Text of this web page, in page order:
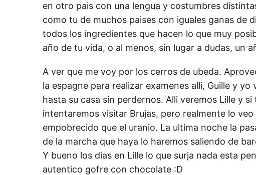
en otro pais con una lengua y costumbres
como tu de muchos paises con iguales ganas de
todos los ingredientes que hacen lo que muy
año de tu vida, o al menos, sin lugar a dudas, un
A ver que me voy por los cerros de ubeda.
la espagne para realizar examenes alli, Guille y
hasta su casa sin perdernos. Alli veremos Lille y
intentaremos visitar Brujas, pero realmente lo
empobrecido que el uranio. La ultima noche la
de la marcha que haya lo haremos saliendo de
Y bueno los dias en Lille lo que surja nada esta
autentico gofre con chocolate :D